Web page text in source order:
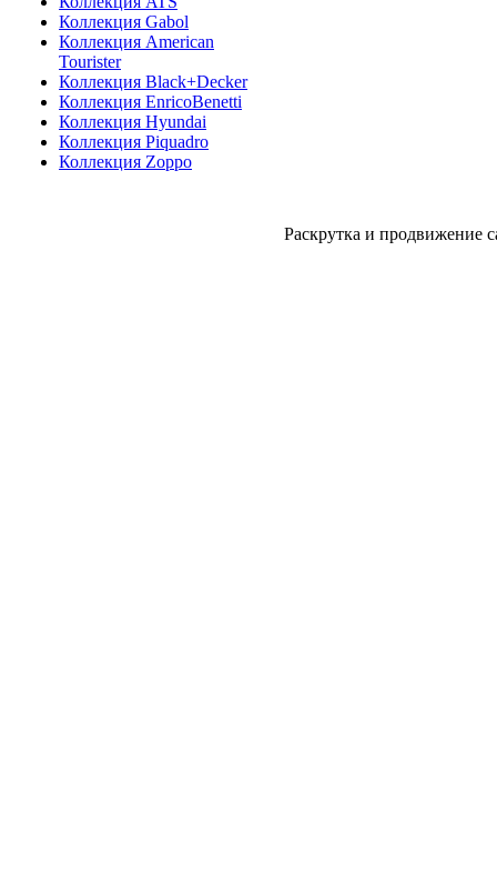
Коллекция Gabol
Коллекция American
Tourister
Коллекция Black+Decker
Коллекция EnricoBenetti
Коллекция Hyundai
Коллекция Piquadro
Коллекция Zoppo
Раскрутка и продвижение